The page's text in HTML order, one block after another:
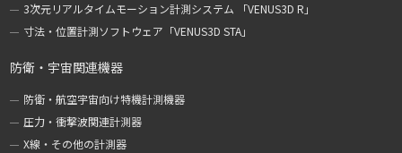
3次元リアルタイムモーション計測システム 「VENUS3D R」
寸法・位置計測ソフトウェア「VENUS3D STA」
防衛・宇宙関連機器
防衛・航空宇宙向け特機計測機器
圧力・衝撃波関連計測器
X線・その他の計測器